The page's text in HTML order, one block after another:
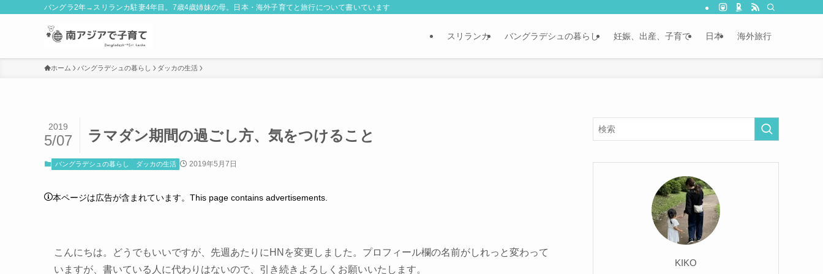
バングラ2年→スリランカ駐妻4年目。7歳4歳姉妹の母。日本・海外子育てと旅行について書いています
スリランカ バングラデシュの暮らし 妊娠、出産、子育て 日本 海外旅行
ホーム バングラデシュの暮らし ダッカの生活
ラマダン期間の過ごし方、気をつけること
2019
5/07
バングラデシュの暮らし ダッカの生活 2019年5月7日
本ページは広告が含まれています。This page contains advertisements.
こんにちは。どうでもいいですが、先週あたりにHNを変更しました。プロフィール欄の名前がしれっと変わって
いますが、書いている人に代わりはないので、引き続きよろしくお願いいたします。
KIKO